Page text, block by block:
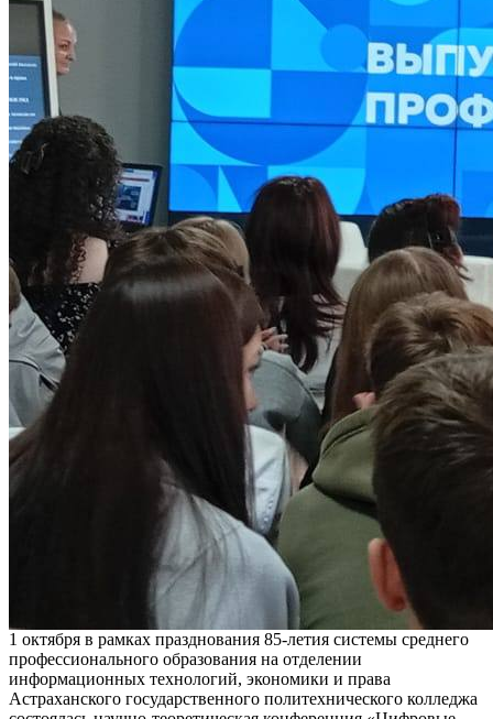
1 октября в рамках празднования 85-летия системы среднего
профессионального образования на отделении
информационных технологий, экономики и права
Астраханского государственного политехнического колледжа